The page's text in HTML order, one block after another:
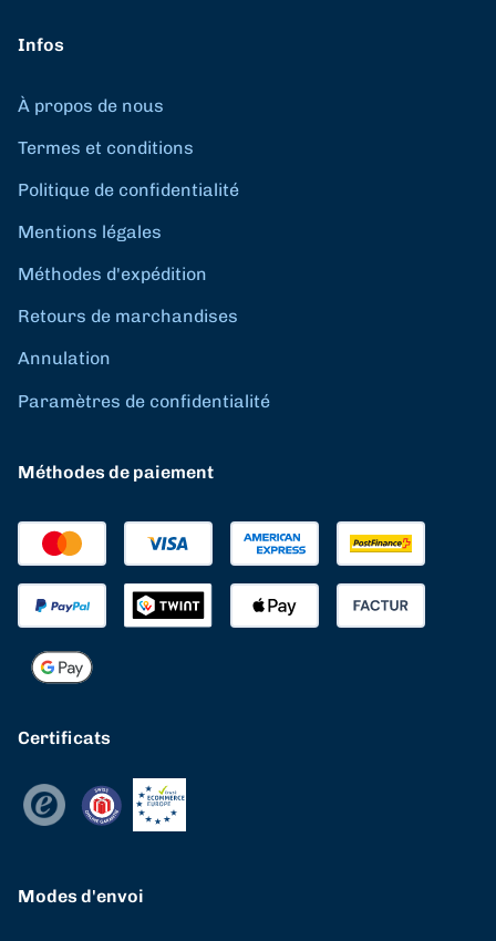
Infos
À propos de nous
Termes et conditions
Politique de confidentialité
Mentions légales
Méthodes d'expédition
Retours de marchandises
Annulation
Paramètres de confidentialité
Méthodes de paiement
Certificats
Modes d'envoi